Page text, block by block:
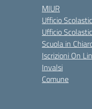
MIUR
Ufficio
Ufficio
Scuola in
Iscrizioni On
Invalsi
Comune